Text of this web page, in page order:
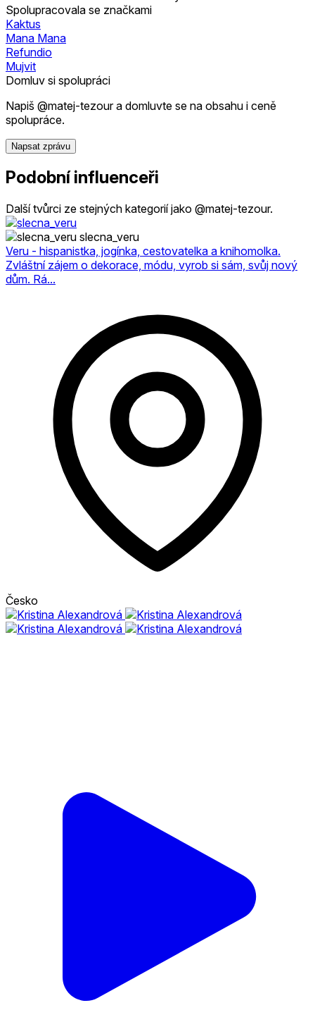
Spolupracovala se značkami
Kaktus
Mana Mana
Refundio
Mujvit
Domluv si spolupráci
Napiš @matej-tezour a domluvte se na obsahu i ceně
spolupráce.
Napsat zprávu
Podobní influenceři
Další tvůrci ze stejných kategorií jako @matej-tezour.
slecna_veru
Veru - hispanistka, jogínka, cestovatelka a knihomolka.
Zvláštní zájem o dekorace, módu, vyrob si sám, svůj nový
dům. Rá...
Česko